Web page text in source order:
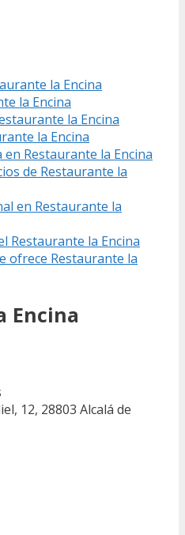
la Encina
la Encina
la Encina
la Encina
en Restaurante la Encina
de Restaurante la
en Restaurante la
Restaurante la Encina
ofrece Restaurante la
Encina
12, 28803 Alcalá de